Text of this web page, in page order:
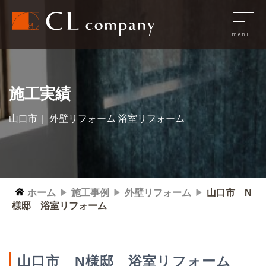
施工実績
山口市｜ 外壁リフォーム 浴室リフォーム
ホーム 施工事例 外壁リフォーム
山口市 N
様邸 浴室リフォーム
山口市 N様邸 浴室リフォーム